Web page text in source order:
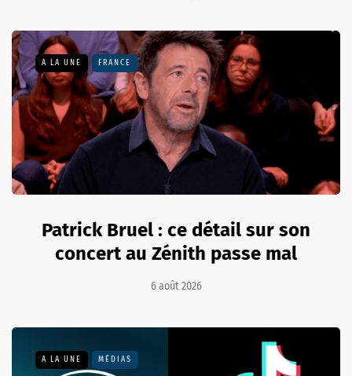
A LA UNE FRANCE
Patrick Bruel : ce détail sur son
concert au Zénith passe mal
6 août 2026
A LA UNE MÉDIAS